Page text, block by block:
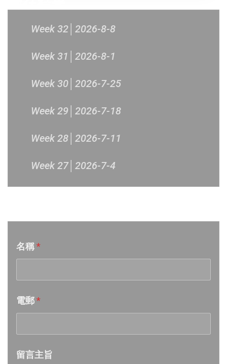
Week 32│2026-8-8
Week 31│2026-8-1
Week 30│2026-7-25
Week 29│2026-7-18
Week 28│2026-7-11
Week 27│2026-7-4
Week 25│2026-6-20
Week 24│2026-6-12
Week 22│2026-5-30
Week 20│2026-5-16
名稱*
電郵*
留言主旨